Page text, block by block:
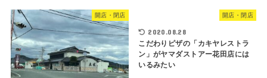
開店・閉店 開店・閉店
2020.08.28
こだわりピザの「カキヤレストラ
ン」がヤマダストアー花田店には
いるみたい